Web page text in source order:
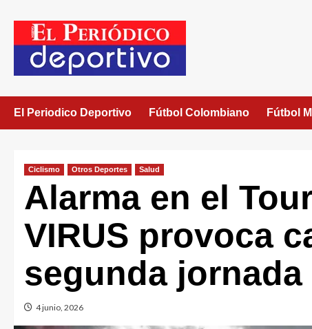
El Periodico Deportivo Fútbol Colombiano Fútbol
Ciclismo Otros Deportes Salud
Alarma en el
VIRUS provoca
segunda
4 junio, 2026